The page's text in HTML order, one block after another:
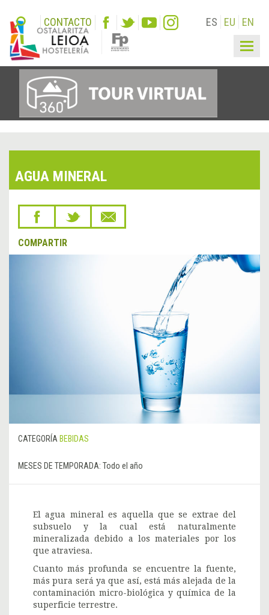
CONTACTO ES EU EN
AGUA MINERAL
COMPARTIR
CATEGORÍA BEBIDAS
MESES DE TEMPORADA: Todo el año
El agua mineral es aquella que se extrae del
subsuelo y la cual está naturalmente
mineralizada debido a los materiales por los
que atraviesa.
Cuanto más profunda se encuentre la fuente,
más pura será ya que así, está más alejada de la
contaminación micro-biológica y química de la
superficie terrestre.